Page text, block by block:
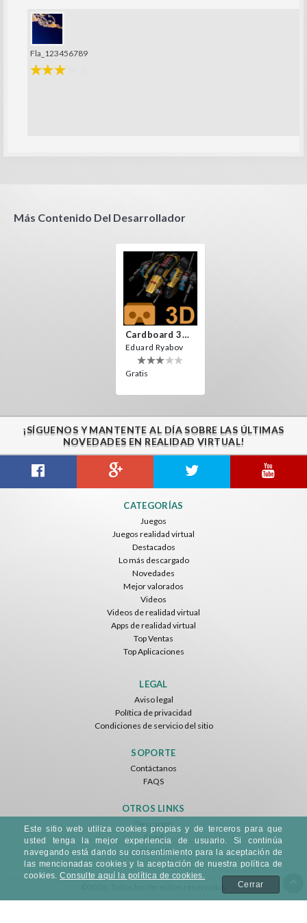
Fla_123456789
Más Contenido Del Desarrollador
Cardboard 3D VR Space FPS Game
Eduard Ryabov
Gratis
¡SÍGUENOS Y MANTENTE AL DÍA SOBRE LAS ÚLTIMAS
NOVEDADES EN REALIDAD VIRTUAL!
CATEGORÍAS
Juegos
Juegos realidad virtual
Destacados
Lo más descargado
Novedades
Mejor valorados
Videos
Videos de realidad virtual
Apps de realidad virtual
Top Ventas
Top Aplicaciones
LEGAL
Aviso legal
Política de privacidad
Condiciones de servicio del sitio
SOPORTE
Contáctanos
FAQS
OTROS LINKS
Descargar
Feed
Sitemap
Este sitio web utiliza cookies propias y de terceros para que
usted tenga la mejor experiencia de usuario. Si continúa
navegando está dando su consentimiento para la aceptación de
las mencionadas cookies y la aceptación de nuestra política de
cookies.Consulte aquí la política de cookies.
Cerrar